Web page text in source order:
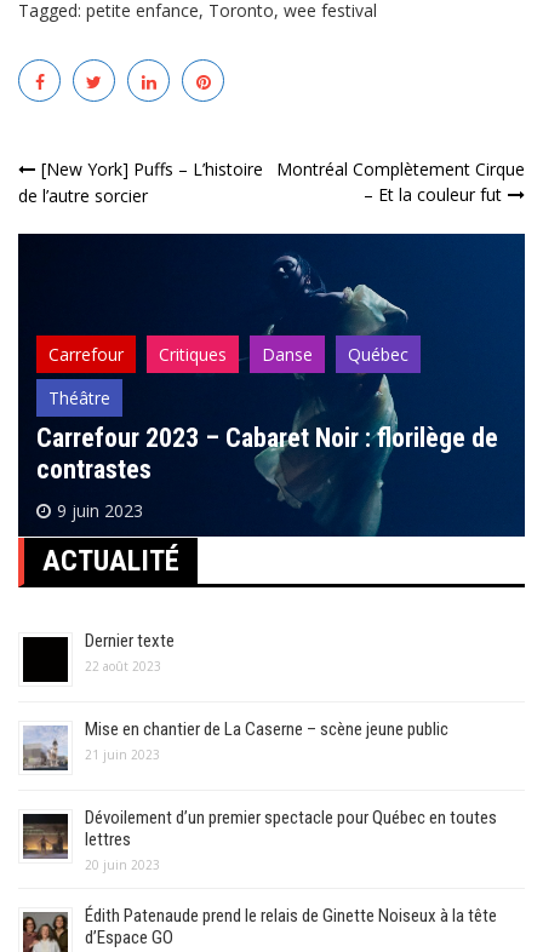
Tagged: petite enfance, Toronto, wee festival
Navigation
[New York] Puffs – L’histoire
de l’autre sorcier
Montréal Complètement Cirque
– Et la couleur fut
Carrefour Critiques Danse
Québec
Théâtre
Carrefour 2023 – Cabaret Noir : florilège de
contrastes
9 juin 2023
ACTUALITÉ
Dernier texte
22 août 2023
Mise en chantier de La Caserne – scène jeune public
21 juin 2023
Dévoilement d’un premier spectacle pour Québec en toutes
lettres
20 juin 2023
Édith Patenaude prend le relais de Ginette Noiseux à la tête
d’Espace GO